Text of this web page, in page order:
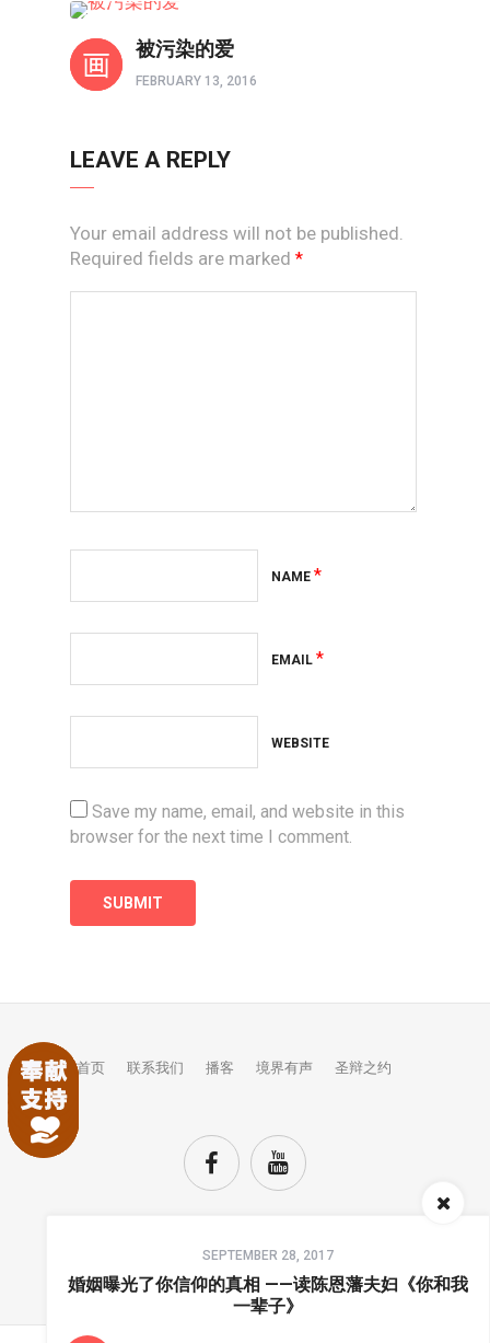
被污染的爱
FEBRUARY 13, 2016
LEAVE A REPLY
Your email address will not be published.
Required fields are marked *
NAME *
EMAIL *
WEBSITE
Save my name, email, and website in this
browser for the next time I comment.
SEPTEMBER 28, 2017
婚姻曝光了你信仰的真相 ——读陈恩藩夫妇《你和我
一辈子》
首页 联系我们 播客 境界有声 圣辩之约
TOP